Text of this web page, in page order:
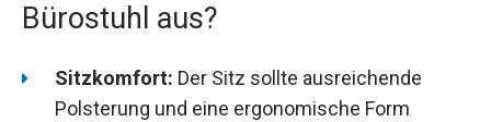
Bürostuhl aus?
Sitzkomfort: Der Sitz sollte ausreichende
Polsterung und eine ergonomische Form